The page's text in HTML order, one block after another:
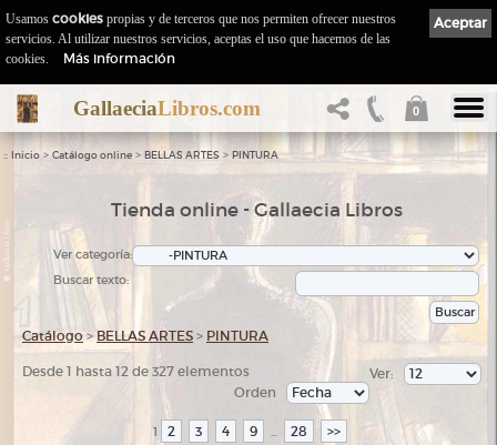
GallaeciaLibros.com 0
:: Inicio > Catálogo online > BELLAS ARTES > PINTURA
Tienda online - Gallaecia Libros
Ver categoría:
Buscar texto:
Catálogo >BELLAS ARTES > PINTURA
Desde 1 hasta 12 de 327 elementos
Ver:
Orden
1 2 3 4 9 ... 28 >>
Aceptar
Usamos cookies propias y de terceros que nos permiten ofrecer nuestros
servicios. Al utilizar nuestros servicios, aceptas el uso que hacemos de las
cookies.
Más información